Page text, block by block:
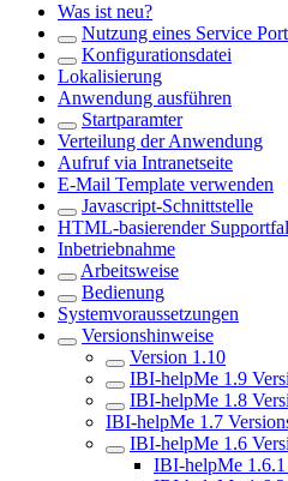
Was ist neu?
Nutzung eines Service
Konfigurationsdatei
Lokalisierung
Anwendung ausführen
Startparamter
Verteilung der Anwendung
Aufruf via Intranetseite
E-Mail Template verwenden
Javascript-Schnittstelle
HTML-basierender
Inbetriebnahme
Arbeitsweise
Bedienung
Systemvoraussetzungen
Versionshinweise
Version 1.10
IBI-helpMe 1.9
IBI-helpMe 1.8
IBI-helpMe 1.7
IBI-helpMe 1.6
IBI-helpMe 1.6.1